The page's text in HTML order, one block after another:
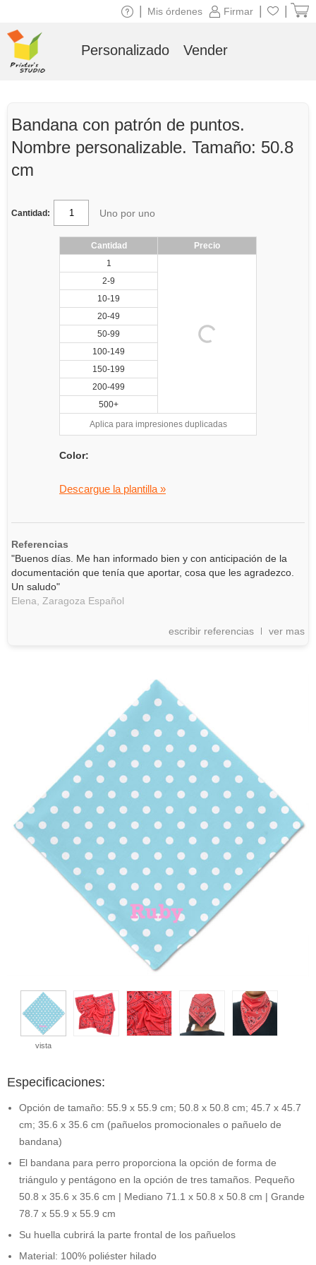
Bandana con patrón de puntos.
Nombre personalizable. Tamaño: 50.8
cm
Cantidad: Uno por uno
Cantidad
Precio
1
2-9
10-19
20-49
50-99
100-149
150-199
200-499
500+
Aplica para impresiones duplicadas
Color:
Descargue la plantilla »
Referencias
"Buenos días. Me han informado bien y con anticipación de la
documentación que tenía que aportar, cosa que les agradezco.
Un saludo"
Elena,
Zaragoza Español
escribir referencias ver mas
vista
Especificaciones:
Opción de tamaño: 55.9 x 55.9 cm; 50.8 x 50.8 cm; 45.7 x 45.7
cm; 35.6 x 35.6 cm (pañuelos promocionales o pañuelo de
bandana)
El bandana para perro proporciona la opción de forma de
triángulo y pentágono en la opción de tres tamaños. Pequeño
50.8 x 35.6 x 35.6 cm | Mediano 71.1 x 50.8 x 50.8 cm | Grande
78.7 x 55.9 x 55.9 cm
Su huella cubrirá la parte frontal de los pañuelos
Material: 100% poliéster hilado
Firmar
Mis órdenes
Personalizado Vender